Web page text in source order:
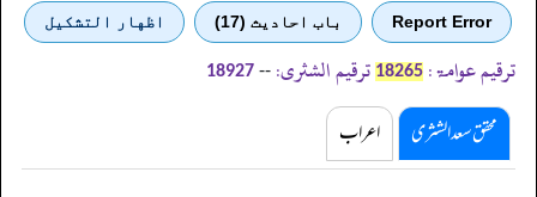
Report Error باب احادیث (17) اظهار التشكيل
ترقیم عوامۃ: 18265 ترقیم الشثری: --
18927
محقق سعد الشثری اعراب